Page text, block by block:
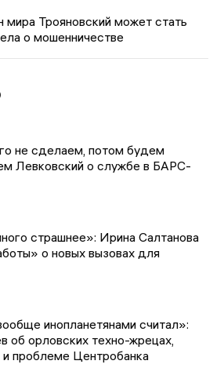
Трояновский может стать
о мошенничестве
не сделаем, потом будем
Левковский о службе в БАРС-
страшнее»: Ирина Салтанова
о новых вызовах для
инопланетянами считал»:
об орловских техно-жрецах,
проблеме Центробанка